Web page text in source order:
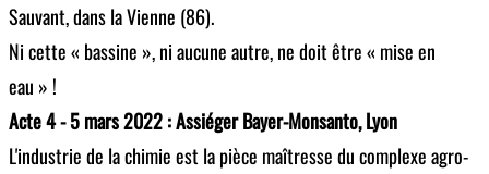
Sauvant, dans la Vienne (86).
Ni cette « bassine », ni aucune autre, ne doit être « mise en
eau » !
Acte 4 - 5 mars 2022 : Assiéger Bayer-Monsanto, Lyon
L'industrie de la chimie est la pièce maîtresse du complexe agro-